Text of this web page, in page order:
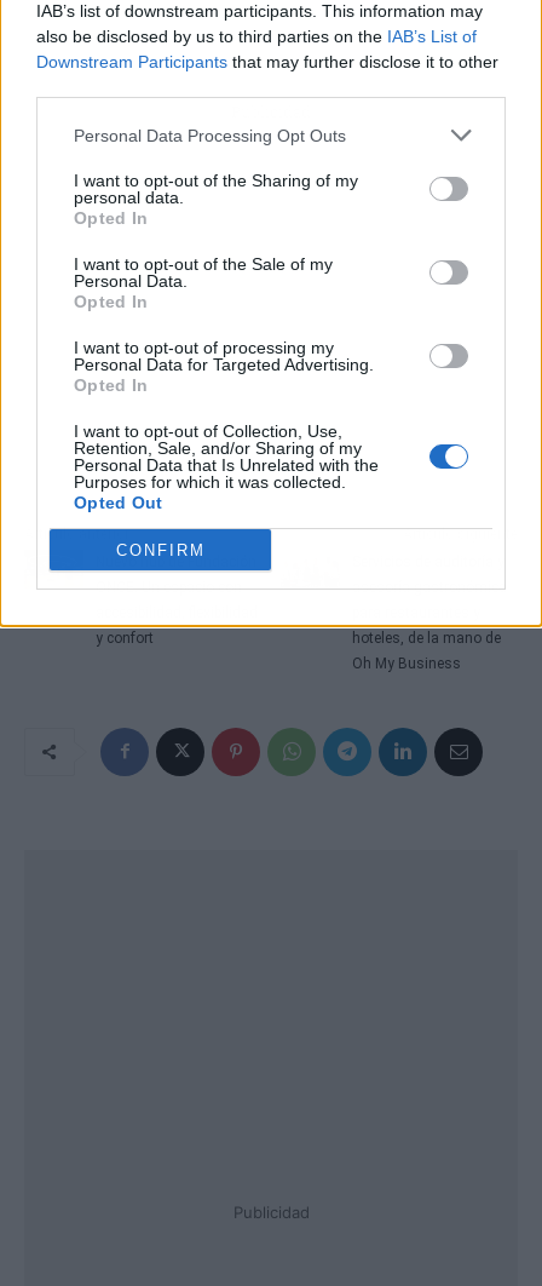
IAB’s list of downstream participants. This information may
also be disclosed by us to third parties on the IAB’s List of
Downstream Participants that may further disclose it to other
Personal Data Processing Opt Outs
I want to opt-out of the Sharing of my
personal data.
Opted In
I want to opt-out of the Sale of my
Personal Data.
Opted In
I want to opt-out of processing my
Personal Data for Targeted Advertising.
Opted In
I want to opt-out of Collection, Use,
Retention, Sale, and/or Sharing of my
Personal Data that Is Unrelated with the
Purposes for which it was collected.
Opted Out
CONFIRM
Artículo anterior
Nuevo hub de Fundación
ONCE. Un espacio con
y confort
Artículo siguiente
asesoría gastronómica
hoteles, de la mano de
Oh My Business
Publicidad